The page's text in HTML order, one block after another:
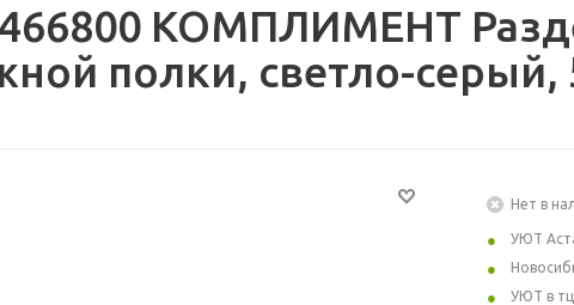
КОМПЛИМЕНТ
полки, светло-серый,
Нет в
УЮТ
УЮТ в